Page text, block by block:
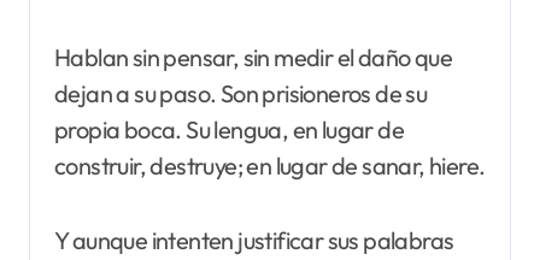
Hablan sin pensar, sin medir el daño que
dejan a su paso. Son prisioneros de su
propia boca. Su lengua, en lugar de
construir, destruye; en lugar de sanar, hiere.
Y aunque intenten justificar sus palabras